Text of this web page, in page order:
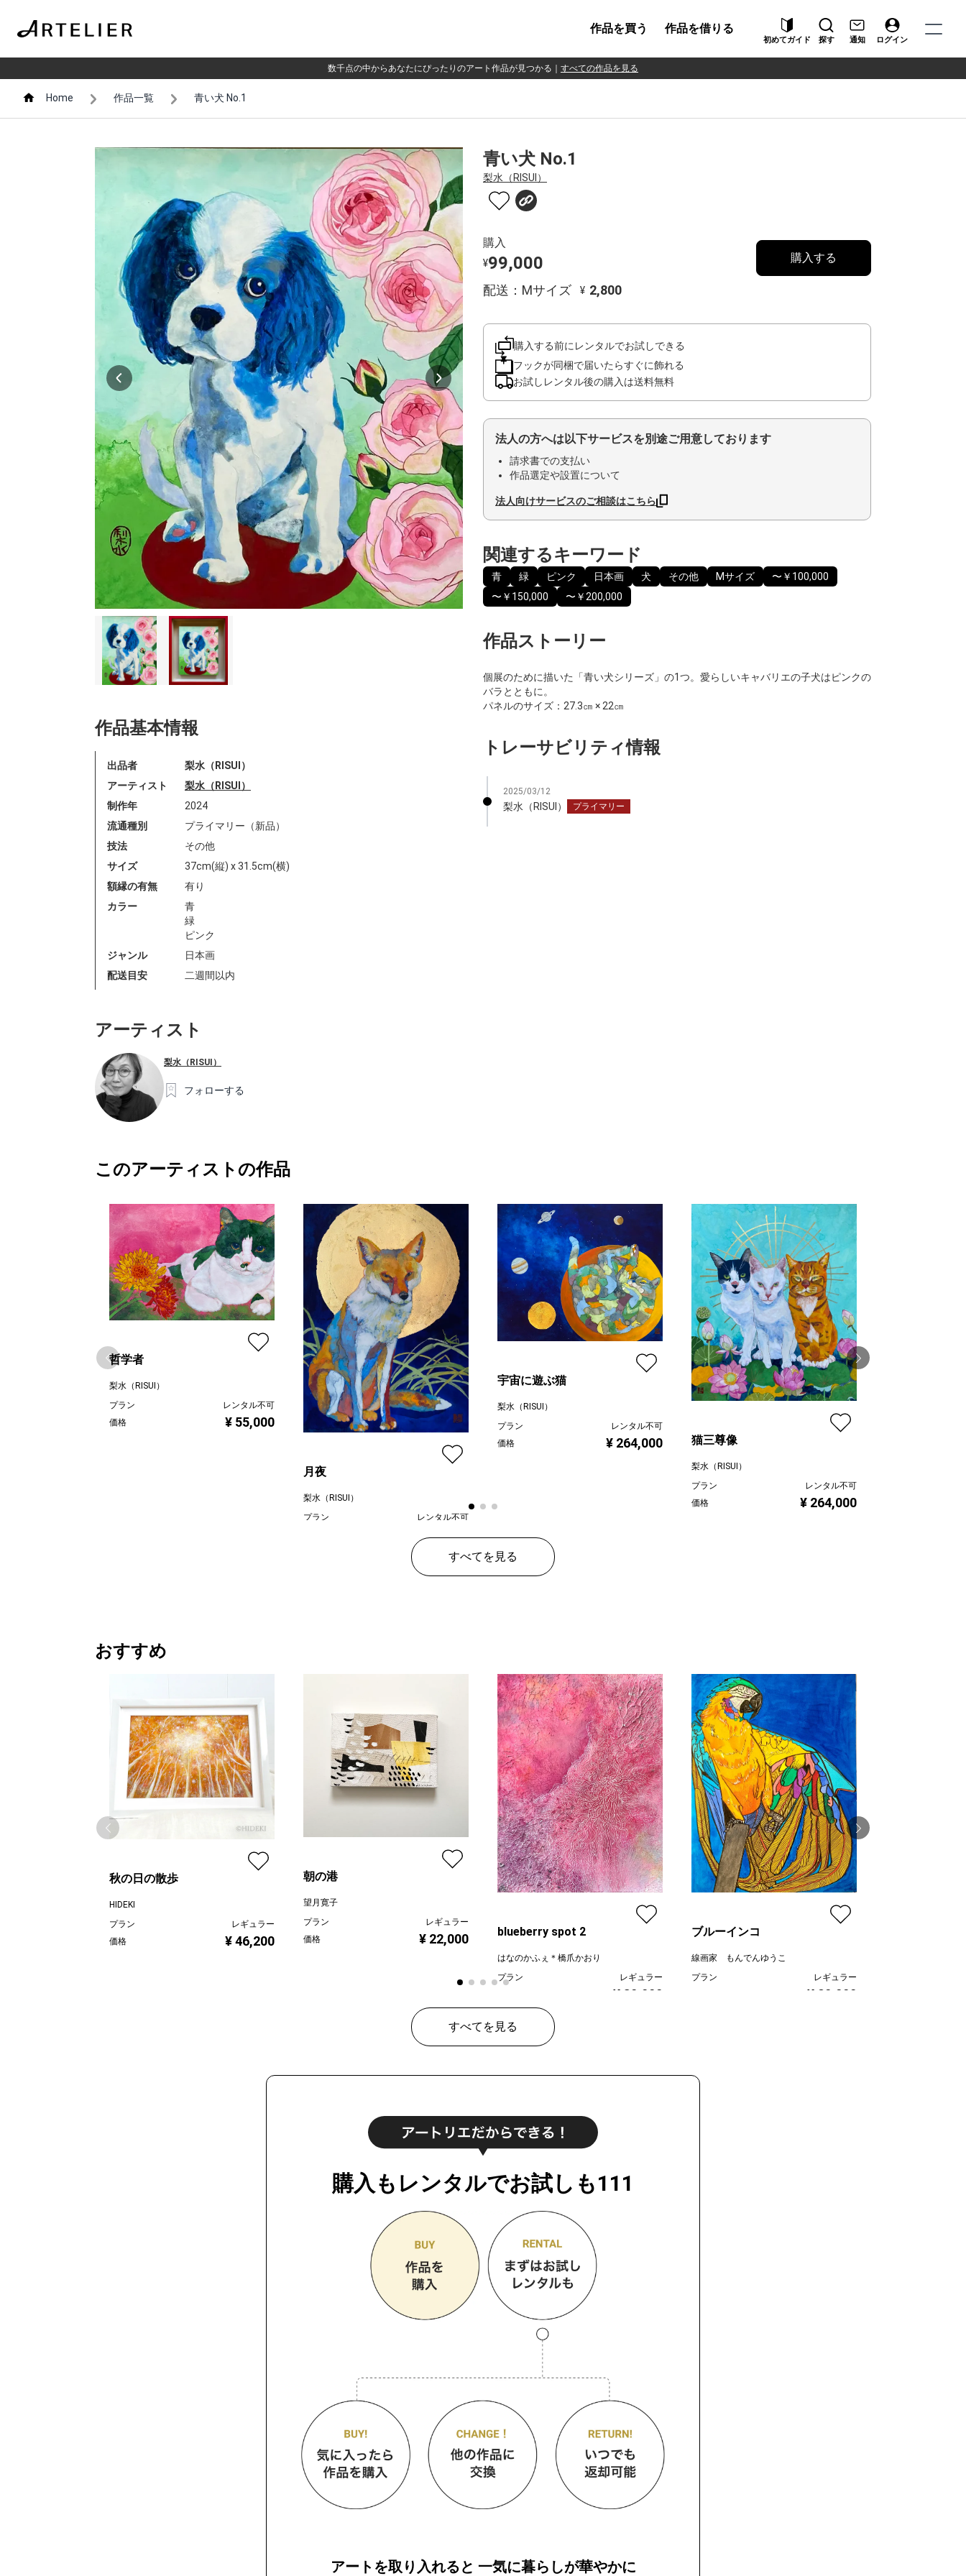
作品を買う 作品を借りる
初めてガイド 探す 通知 ログイン
数千点の中からあなたにぴったりのアート作品が見つかる すべての作品を見る
Home 作品一覧 青い犬 No.1
作品基本情報
出品者
梨水（RISUI）
アーティスト
梨水（RISUI）
制作年
2024
流通種別
プライマリー（新品）
技法
その他
サイズ
37cm(縦) x 31.5cm(横)
額縁の有無
有り
カラー
青
緑
ピンク
ジャンル
日本画
配送目安
二週間以内
アーティスト
梨水（RISUI）
フォローする
青い犬 No.1
梨水（RISUI）
購入
¥99,000
配送：Mサイズ ¥ 2,800
購入する
購入する前にレンタルでお試しできる
フックが同梱で届いたらすぐに飾れる
お試しレンタル後の購入は送料無料
法人の方へは以下サービスを別途ご用意しております
請求書での支払い
作品選定や設置について
法人向けサービスのご相談はこちら
関連するキーワード
青 緑 ピンク 日本画 犬 その他 Mサイズ
〜￥100,000
〜￥150,000
〜￥200,000
作品ストーリー
個展のために描いた「青い犬シリーズ」の1つ。愛らしいキャバリエの子犬はピンクの
バラとともに。
パネルのサイズ：27.3㎝ × 22㎝
トレーサビリティ情報
2025/03/12
梨水（RISUI） プライマリー
このアーティストの作品
哲学者
梨水（RISUI）
プラン
レンタル不可
価格
¥ 55,000
月夜
梨水（RISUI）
プラン
レンタル不可
¥ 198,000
宇宙に遊ぶ猫
梨水（RISUI）
プラン
レンタル不可
価格
¥ 264,000 猫三尊像
梨水（RISUI）
プラン
レンタル不可
価格
¥ 264,000
すべてを見る
おすすめ
秋の日の散歩
HIDEKI
プラン
レギュラー
価格
¥ 46,200
朝の港
望月寛子
プラン
レギュラー
価格
¥ 22,000 blueberry spot 2
はなのかふぇ＊橋爪かおり
プラン
レギュラー
¥ 30,000
ブルーインコ
線画家 もんでんゆうこ
プラン
レギュラー
¥ 80,000
すべてを見る
購入もレンタルでお試しも111
アートを取り入れると 一気に暮らしが華やかに